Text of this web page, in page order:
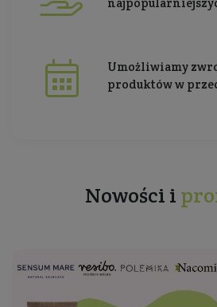
Umożliwiamy
produktów w
Nowości i